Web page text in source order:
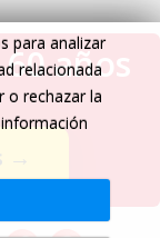
años
→
para analizar
relacionada
o rechazar la